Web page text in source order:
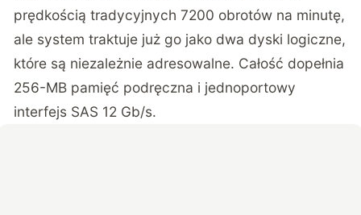
prędkością tradycyjnych 7200 obrotów na minutę,
ale system traktuje już go jako dwa dyski logiczne,
które są niezależnie adresowalne. Całość dopełnia
256-MB pamięć podręczna i jednoportowy
interfejs SAS 12 Gb/s.